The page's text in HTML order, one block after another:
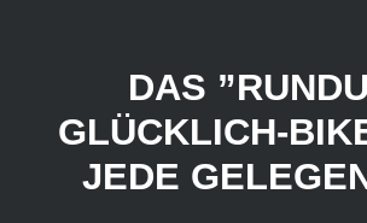
DAS
GLÜCKLICH-
JEDE